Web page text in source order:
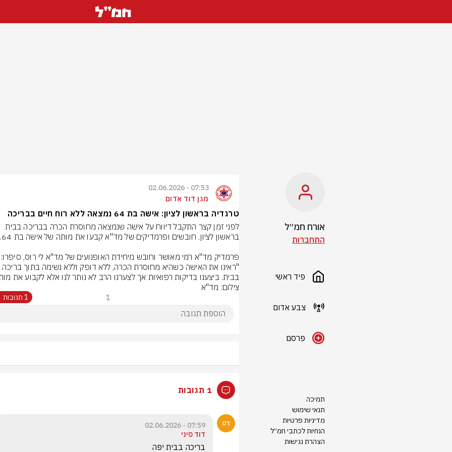
אורח חמ״ל
התחברות
פיד ראשי
צבע אדום
פרסם
תמיכה
תנאי שימוש
מדיניות פרטיות
הנחיות לכתבי חמ״ל
הצהרת נגישות
07:53 - 02.06.2026
מגן דוד אדום
טרגדיה בראשון לציון: אישה בת 64 נמצאה ללא רוח חיים בבריכה
לפני זמן קצר התקבל דיווח על אישה שנמצאה מחוסרת הכרה בבריכה בבית
בבית. ביצענו בדיקות רפואיות אך לצערנו הרב לא נותר לנו אלא לקבוע את
צילום: מד"א
1 1 תגובות
1 תגובות
07:59 - 02.06.2026
דוד סיני
בריכה בבית יפה